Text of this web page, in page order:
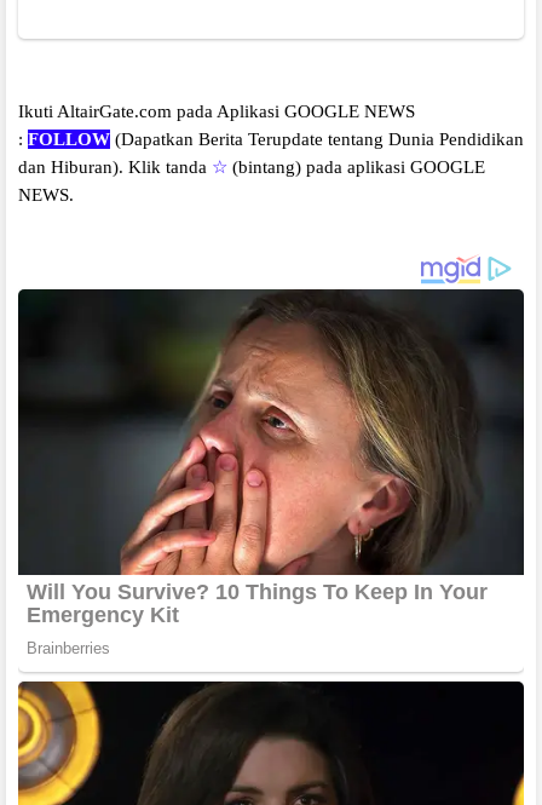
Ikuti AltairGate.com pada Aplikasi GOOGLE NEWS
: FOLLOW (Dapatkan Berita Terupdate tentang Dunia Pendidikan
dan Hiburan). Klik tanda ☆ (bintang) pada aplikasi GOOGLE
NEWS.